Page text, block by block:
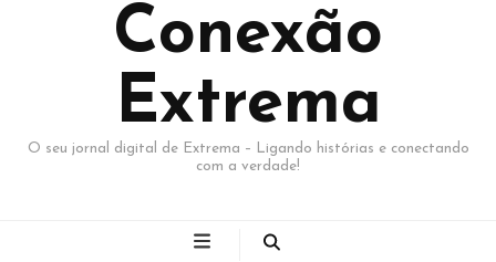
Conexão
Extrema
O seu jornal digital de Extrema – Ligando histórias e conectando
com a verdade!